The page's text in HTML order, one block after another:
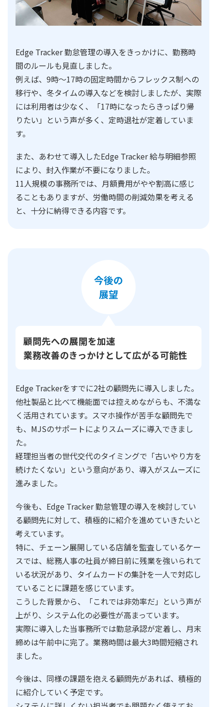
Edge Tracker 勤怠管理の導入をきっかけに、勤務時
間のルールも見直しました。
例えば、9時〜17時の固定時間からフレックス制への
移行や、冬タイムの導入などを検討しましたが、実際
には利用者は少なく、「17時になったらきっぱり帰
りたい」という声が多く、定時退社が定着していま
す。
また、あわせて導入したEdge Tracker 給与明細参照
により、封入作業が不要になりました。
11人規模の事務所では、月額費用がやや割高に感じ
ることもありますが、労働時間の削減効果を考える
と、十分に納得できる内容です。
顧問先への展開を加速
業務改善のきっかけとして広がる可能性
Edge Trackerをすでに2社の顧問先に導入しました。
他社製品と比べて機能面では控えめながらも、不満な
く活用されています。スマホ操作が苦手な顧問先で
も、MJSのサポートによりスムーズに導入できまし
た。
経理担当者の世代交代のタイミングで「古いやり方を
続けたくない」という意向があり、導入がスムーズに
進みました。
今後も、Edge Tracker 勤怠管理の導入を検討してい
る顧問先に対して、積極的に紹介を進めていきたいと
考えています。
特に、チェーン展開している店舗を監査しているケー
スでは、総務人事の社員が締日前に残業を強いられて
いる状況があり、タイムカードの集計を一人で対応し
ていることに課題を感じています。
こうした背景から、「これでは非効率だ」という声が
上がり、システム化の必要性が高まっています。
実際に導入した当事務所では勤怠承認が定着し、月末
締めは午前中に完了。業務時間は最大3時間短縮され
ました。
今後は、同様の課題を抱える顧問先があれば、積極的
に紹介していく予定です。